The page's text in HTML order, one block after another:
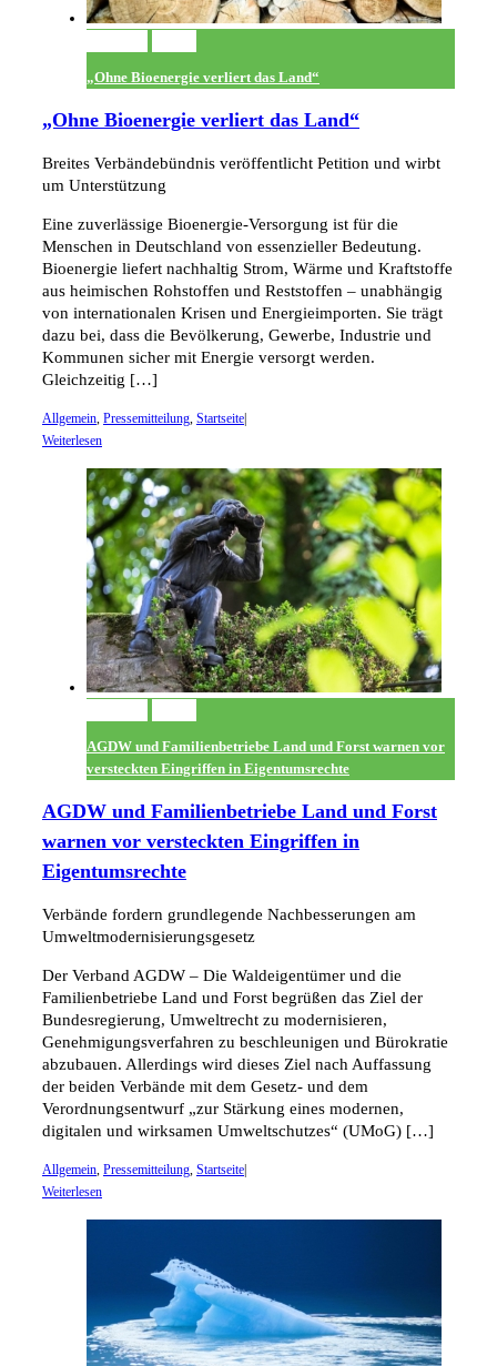
„Ohne Bioenergie verliert das Land“
„Ohne Bioenergie verliert das Land“
Breites Verbändebündnis veröffentlicht Petition und wirbt
um Unterstützung
Eine zuverlässige Bioenergie-Versorgung ist für die
Menschen in Deutschland von essenzieller Bedeutung.
Bioenergie liefert nachhaltig Strom, Wärme und Kraftstoffe
aus heimischen Rohstoffen und Reststoffen – unabhängig
von internationalen Krisen und Energieimporten. Sie trägt
dazu bei, dass die Bevölkerung, Gewerbe, Industrie und
Kommunen sicher mit Energie versorgt werden.
Gleichzeitig […]
Allgemein, Pressemitteilung, Startseite|
Weiterlesen
AGDW und Familienbetriebe Land und Forst warnen vor
versteckten Eingriffen in Eigentumsrechte
AGDW und Familienbetriebe Land und Forst
warnen vor versteckten Eingriffen in
Eigentumsrechte
Verbände fordern grundlegende Nachbesserungen am
Umweltmodernisierungsgesetz
Der Verband AGDW – Die Waldeigentümer und die
Familienbetriebe Land und Forst begrüßen das Ziel der
Bundesregierung, Umweltrecht zu modernisieren,
Genehmigungsverfahren zu beschleunigen und Bürokratie
abzubauen. Allerdings wird dieses Ziel nach Auffassung
der beiden Verbände mit dem Gesetz- und dem
Verordnungsentwurf „zur Stärkung eines modernen,
digitalen und wirksamen Umweltschutzes“ (UMoG) […]
Allgemein, Pressemitteilung, Startseite|
Weiterlesen